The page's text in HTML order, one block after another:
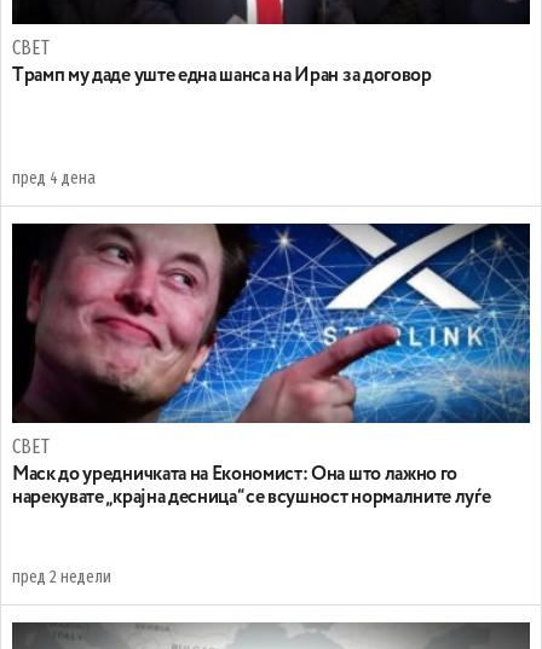
СВЕТ
Tрамп му даде уште една шанса на Иран за договор
пред 4 дена
СВЕТ
Маск до уредничката на Економист: Она што лажно го
нарекувате „крајна десница“ се всушност нормалните луѓе
пред 2 недели